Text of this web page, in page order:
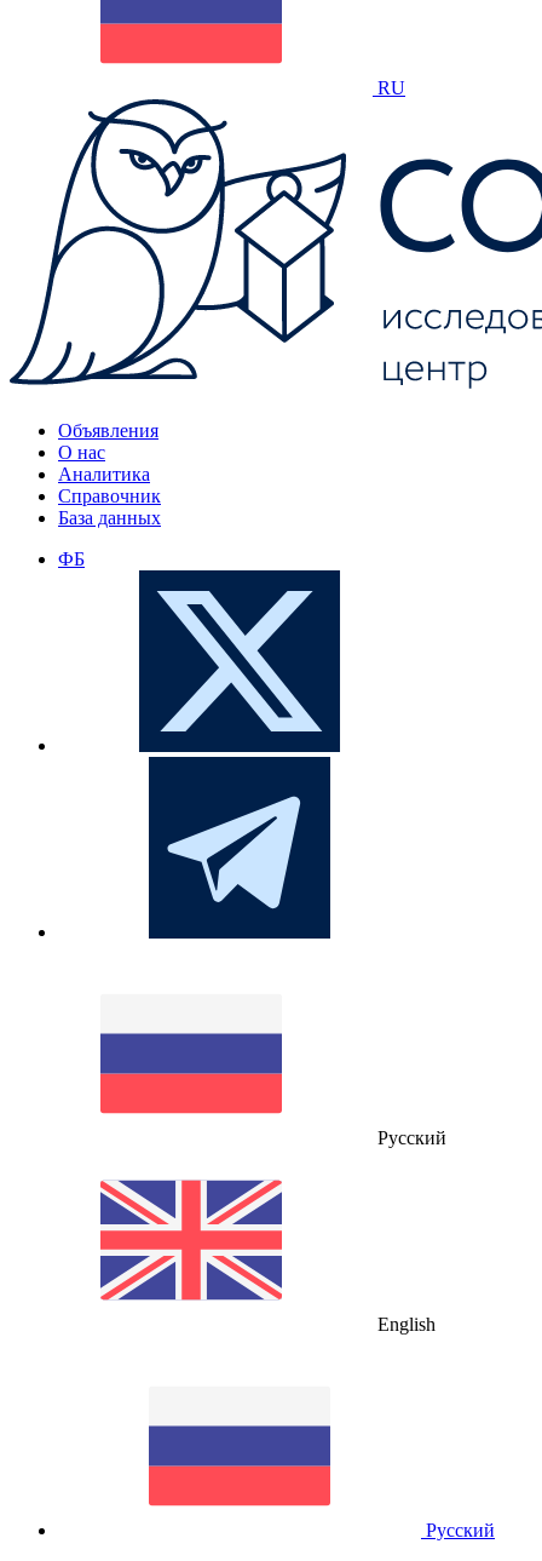
RU
Объявления
О нас
Аналитика
Справочник
База данных
ФБ
Русский
English
Русский